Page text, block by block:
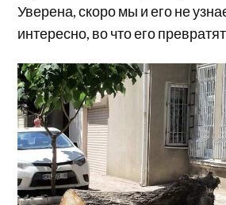
Уверена, скоро мы и его не
интересно, во что его